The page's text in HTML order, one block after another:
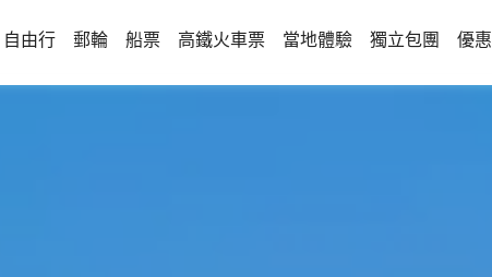
自由行 郵輪 船票 高鐵火車票 當地體驗 獨立包團 優惠